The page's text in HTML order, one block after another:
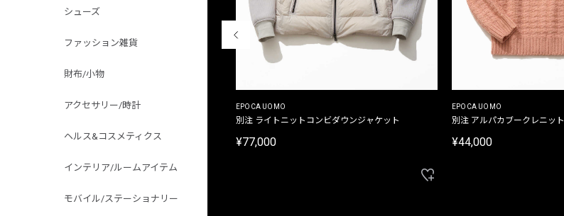
シューズ
ファッション雑貨
財布/小物
アクセサリー/時計
ヘルス&コスメティクス
インテリア/ルームアイテム
モバイル/ステーショナリー
MALIBUFARM EPOCA UOMO
別注 ライトニットコンビダウンジャケット
¥77,000
EPOCA UOMO
別注 アルパカブークレニット
¥44,000